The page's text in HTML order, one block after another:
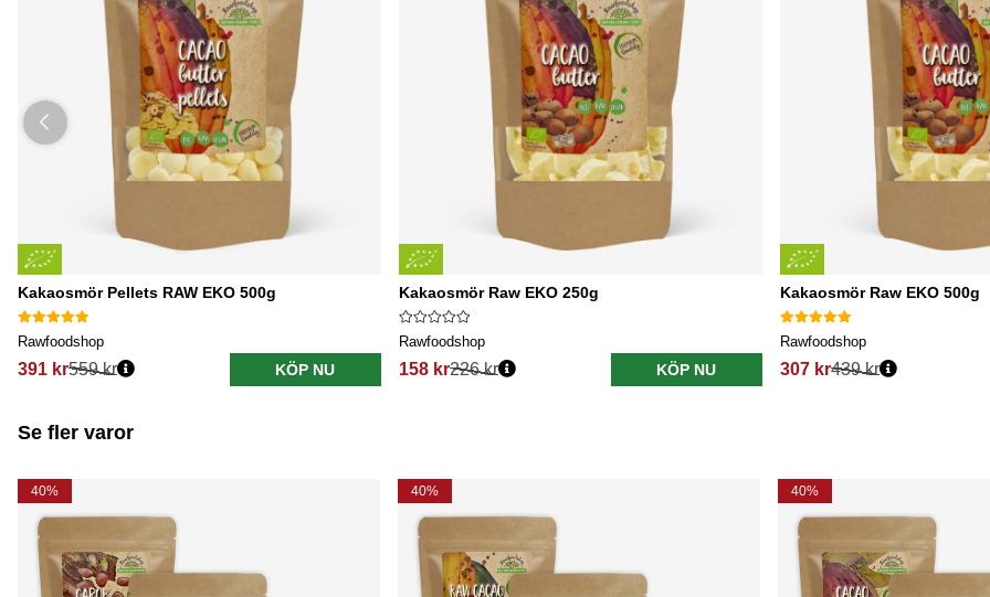
Kakaosmör Pellets RAW EKO 500g
Rawfoodshop
391 kr559 kr KÖP NU
Kakaosmör Raw EKO 250g
Rawfoodshop
158 kr226 kr KÖP NU
Kakaosmör Raw EKO 500g
Rawfoodshop
307 kr439 kr
Se fler varor
40% 40% 40%